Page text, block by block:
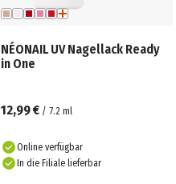
NÉONAIL UV Nagellack Ready
in One
12,99 € / 7.2 ml
Online verfügbar
In die Filiale lieferbar